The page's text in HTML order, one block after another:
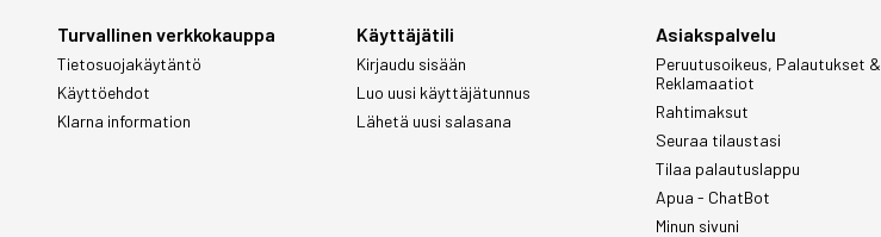
Turvallinen verkkokauppa
Tietosuojakäytäntö
Käyttöehdot
Klarna information
Käyttäjätili
Kirjaudu sisään
Luo uusi käyttäjätunnus
Lähetä uusi salasana
Asiakspalvelu
Peruutusoikeus, Palautukset &
Reklamaatiot
Rahtimaksut
Seuraa tilaustasi
Tilaa palautuslappu
Apua - ChatBot
Minun sivuni